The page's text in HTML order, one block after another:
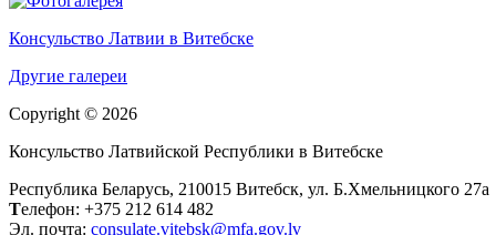
Консульство Латвии в Витебске
Другие галереи
Copyright © 2026
Консульство Латвийской Республики в Витебске
Республика Беларусь, 210015 Витебск, ул. Б.Хмельницкого 27а
Телефон: +375 212 614 482
Эл. почта: consulate.vitebsk@mfa.gov.lv